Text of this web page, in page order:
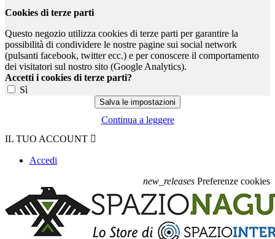
Cookies di terze parti
Questo negozio utilizza cookies di terze parti per garantire la
possibilità di condividere le nostre pagine sui social network
(pulsanti facebook, twitter ecc.) e per conoscere il comportamento
dei visitatori sul nostro sito (Google Analytics).
Accetti i cookies di terze parti?
Sì
Continua a leggere
IL TUO ACCOUNT 
Accedi
new_releases Preferenze cookies